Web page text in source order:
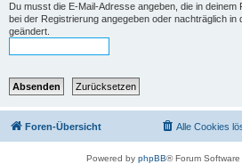
Du musst die E-Mail-Adresse angeben, die in deinem
bei der Registrierung angegeben oder nachträglich in
geändert.
Foren-Übersicht Alle Cookies
Powered by phpBB® Forum